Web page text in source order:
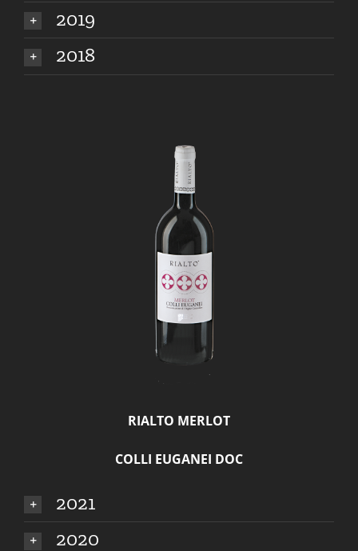
2019
2018
RIALTO MERLOT
COLLI EUGANEI DOC
2021
2020